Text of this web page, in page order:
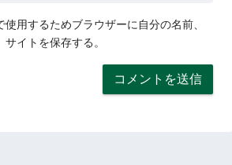
使用するためブラウザーに自分の名前、
サイトを保存する。